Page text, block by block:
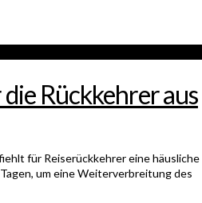
Rückkehrer aus
für Reiserückkehrer eine häusliche
um eine Weiterverbreitung des